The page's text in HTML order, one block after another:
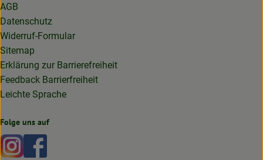
AGB
Datenschutz
Widerruf-Formular
Sitemap
Erklärung zur Barrierefreiheit
Feedback Barrierfreiheit
Leichte Sprache
Folge uns auf
Externer Link zu https://www.instagram.com/